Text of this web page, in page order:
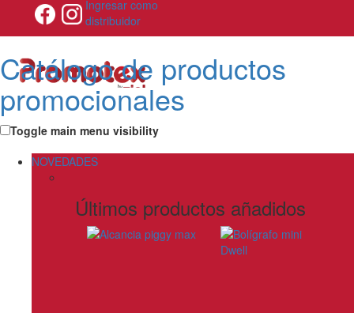
Ingresar como
distribuidor
Catálogo de productos
promocionales
Toggle main menu visibility
NOVEDADES
Últimos productos añadidos